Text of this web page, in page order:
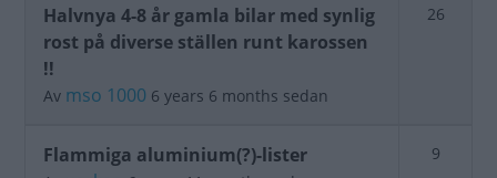
Stängt
ämne
Halvnya 4-8 år gamla bilar med synlig
rost på diverse ställen runt karossen
!!
Av mso 1000 6 years 6 months sedan
26
Stängt
Flammiga aluminium(?)-lister 9